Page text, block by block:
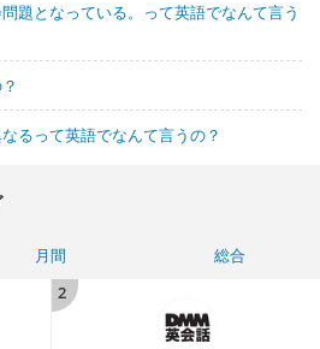
題となっている。って英語でなんて言う
るって英語でなんて言うの？
月間
総合
2